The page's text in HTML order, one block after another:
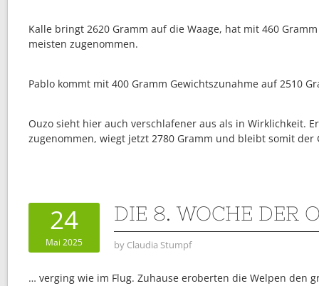
Kalle bringt 2620 Gramm auf die Waage, hat mit 460
meisten zugenommen.
Pablo kommt mit 400 Gramm Gewichtszunahme auf 2510
Ouzo sieht hier auch verschlafener aus als in Wirklichkeit.
zugenommen, wiegt jetzt 2780 Gramm und bleibt somit der
24
Mai 2025
DIE 8. WOCHE DER
by Claudia Stumpf
… verging wie im Flug. Zuhause eroberten die Welpen den